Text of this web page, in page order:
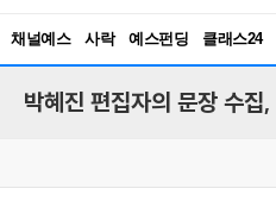
채널예스 사락 예스펀딩 클래스24
박혜진 편집자의 문장 수집,